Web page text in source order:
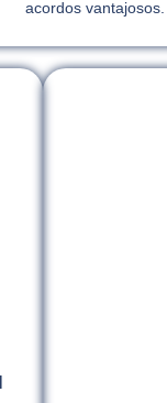
acordos vantajosos.